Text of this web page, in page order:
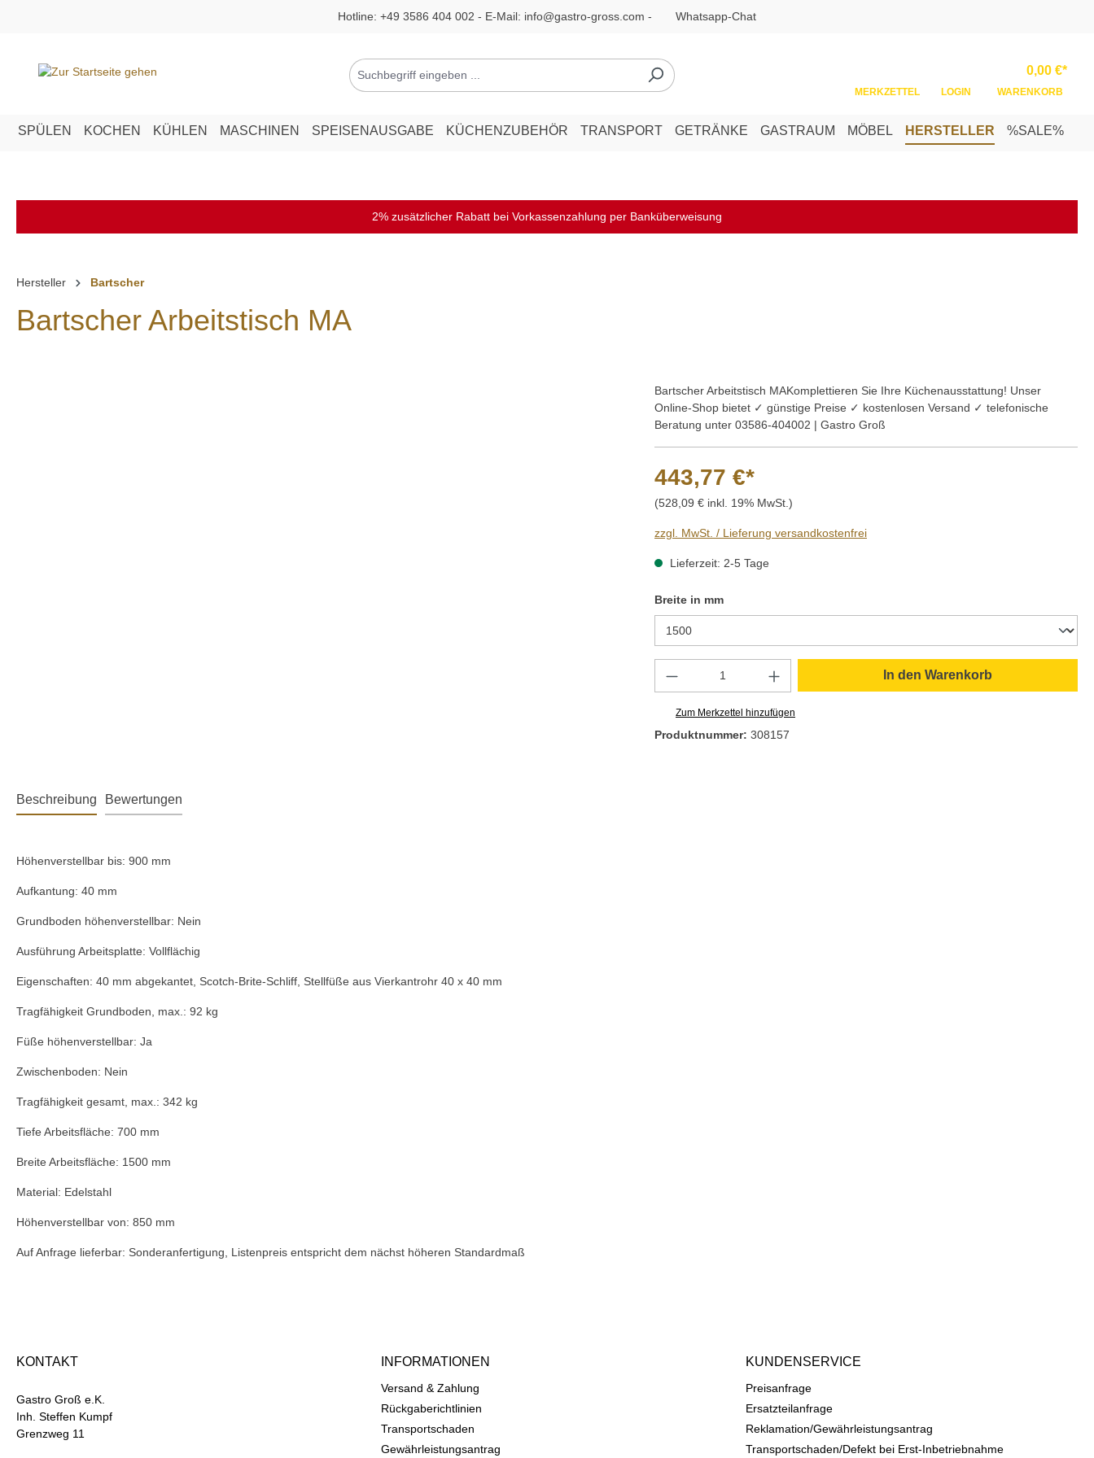
Hotline: +49 3586 404 002 - E-Mail: info@gastro-gross.com - Whatsapp-Chat
MERKZETTEL LOGIN
0,00 €*
WARENKORB
SPÜLEN KOCHEN KÜHLEN MASCHINEN SPEISENAUSGABE KÜCHENZUBEHÖR TRANSPORT GETRÄNKE GASTRAUM MÖBEL HERSTELLER %SALE%
2% zusätzlicher Rabatt bei Vorkassenzahlung per Banküberweisung
Hersteller Bartscher
Bartscher Arbeitstisch MA
Bartscher Arbeitstisch MAKomplettieren Sie Ihre Küchenausstattung! Unser
Online-Shop bietet ✓ günstige Preise ✓ kostenlosen Versand ✓ telefonische
Beratung unter 03586-404002 | Gastro Groß
443,77 €*
(528,09 € inkl. 19% MwSt.)
zzgl. MwSt. / Lieferung versandkostenfrei
Lieferzeit: 2-5 Tage
Breite in mmauswählen
Produkt Anzahl: Gib den gewünschten Wert ein
In den Warenkorb
Zum Merkzettel hinzufügen
Produktnummer: 308157
Beschreibung Bewertungen
Höhenverstellbar bis: 900 mm
Aufkantung: 40 mm
Grundboden höhenverstellbar: Nein
Ausführung Arbeitsplatte: Vollflächig
Eigenschaften: 40 mm abgekantet, Scotch-Brite-Schliff, Stellfüße aus Vierkantrohr 40 x 40 mm
Tragfähigkeit Grundboden, max.: 92 kg
Füße höhenverstellbar: Ja
Zwischenboden: Nein
Tragfähigkeit gesamt, max.: 342 kg
Tiefe Arbeitsfläche: 700 mm
Breite Arbeitsfläche: 1500 mm
Material: Edelstahl
Höhenverstellbar von: 850 mm
Auf Anfrage lieferbar: Sonderanfertigung, Listenpreis entspricht dem nächst höheren Standardmaß
KONTAKT
Gastro Groß e.K.
Inh. Steffen Kumpf
Grenzweg 11
INFORMATIONEN
Versand & Zahlung
Rückgaberichtlinien
Transportschaden
Gewährleistungsantrag
KUNDENSERVICE
Preisanfrage
Ersatzteilanfrage
Reklamation/Gewährleistungsantrag
Transportschaden/Defekt bei Erst-Inbetriebnahme